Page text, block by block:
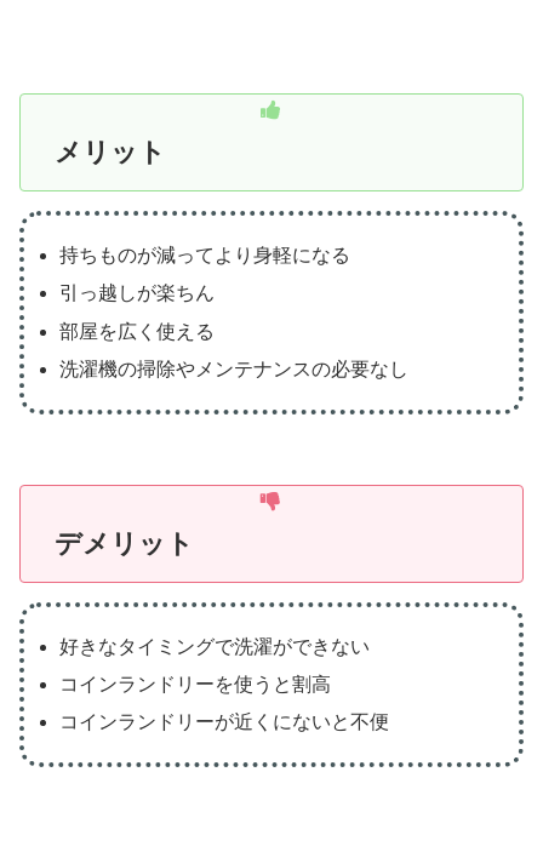
メリット
持ちものが減ってより身軽になる
引っ越しが楽ちん
部屋を広く使える
洗濯機の掃除やメンテナンスの必要なし
デメリット
好きなタイミングで洗濯ができない
コインランドリーを使うと割高
コインランドリーが近くにないと不便